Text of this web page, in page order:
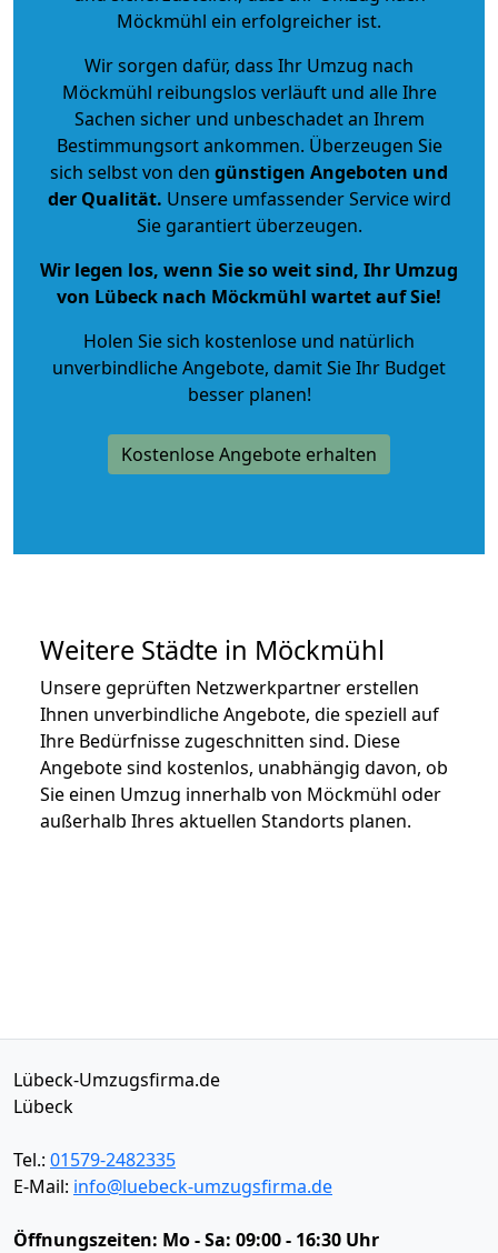
Möckmühl ein erfolgreicher ist.
Wir sorgen dafür, dass Ihr Umzug nach
Möckmühl reibungslos verläuft und alle Ihre
Sachen sicher und unbeschadet an Ihrem
Bestimmungsort ankommen. Überzeugen Sie
sich selbst von den günstigen Angeboten und
der Qualität. Unsere umfassender Service wird
Sie garantiert überzeugen.
Wir legen los, wenn Sie so weit sind, Ihr Umzug
von Lübeck nach Möckmühl wartet auf Sie!
Holen Sie sich kostenlose und natürlich
unverbindliche Angebote, damit Sie Ihr Budget
besser planen!
Kostenlose Angebote erhalten
Weitere Städte in Möckmühl
Unsere geprüften Netzwerkpartner erstellen
Ihnen unverbindliche Angebote, die speziell auf
Ihre Bedürfnisse zugeschnitten sind. Diese
Angebote sind kostenlos, unabhängig davon, ob
Sie einen Umzug innerhalb von Möckmühl oder
außerhalb Ihres aktuellen Standorts planen.
Lübeck-Umzugsfirma.de
Lübeck
Tel.: 01579-2482335
E-Mail: info@luebeck-umzugsfirma.de
Öffnungszeiten: Mo - Sa: 09:00 - 16:30 Uhr